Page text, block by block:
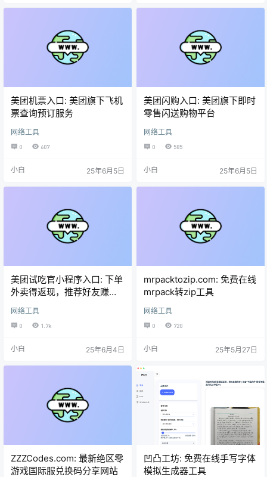
美团机票入口: 美团旗下飞机
票查询预订服务
网络工具
0 607
小白 25年6月5日
美团闪购入口: 美团旗下即时
零售闪送购物平台
网络工具
0 585
小白 25年6月5日
美团试吃官小程序入口: 下单
外卖得返现，推荐好友赚佣
金奖励
网络工具
0 1.7k
小白 25年6月4日
mrpacktozip.com: 免费在线
mrpack转zip工具
网络工具
0 720
小白 25年5月27日
ZZZCodes.com: 最新绝区零
游戏国际服兑换码分享网站
凹凸工坊: 免费在线手写字体
模拟生成器工具